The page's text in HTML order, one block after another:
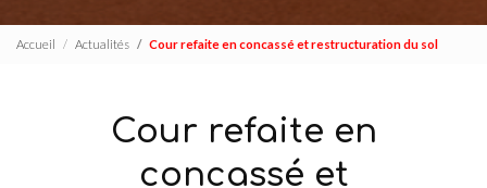
Accueil Actualités Cour refaite en concassé et restructuration du sol
Cour refaite en
concassé et